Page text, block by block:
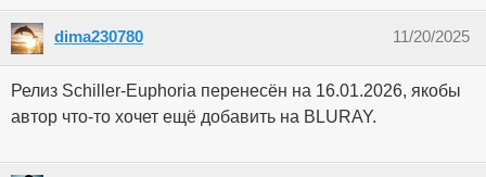
11/20/2025
dima230780
Релиз Schiller-Euphoria перенесён на 16.01.2026, якобы
автор что-то хочет ещё добавить на BLURAY.